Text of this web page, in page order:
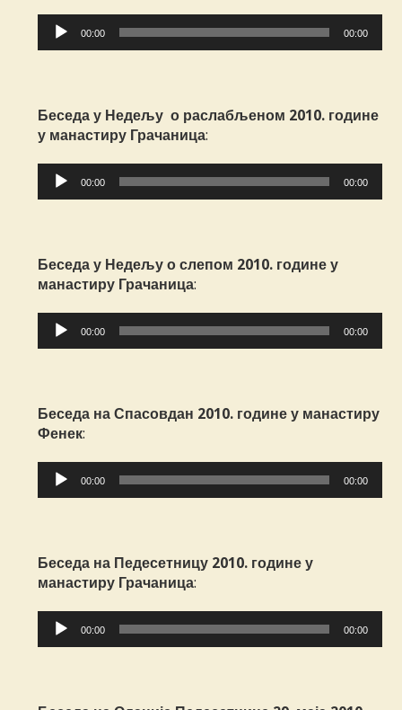
Прегледач
звучних
00:00 00:00
Беседа у Недељу о раслабљеном 2010. године
у манастиру Грачаница:
Прегледач
звучних
00:00 00:00
Беседа у Недељу о слепом 2010. године у
манастиру Грачаница:
Прегледач
звучних
00:00 00:00
Беседа на Спасовдан 2010. године у манастиру
Фенек:
Прегледач
звучних
00:00 00:00
Беседа на Педесетницу 2010. године у
манастиру Грачаница:
Прегледач
звучних
00:00 00:00